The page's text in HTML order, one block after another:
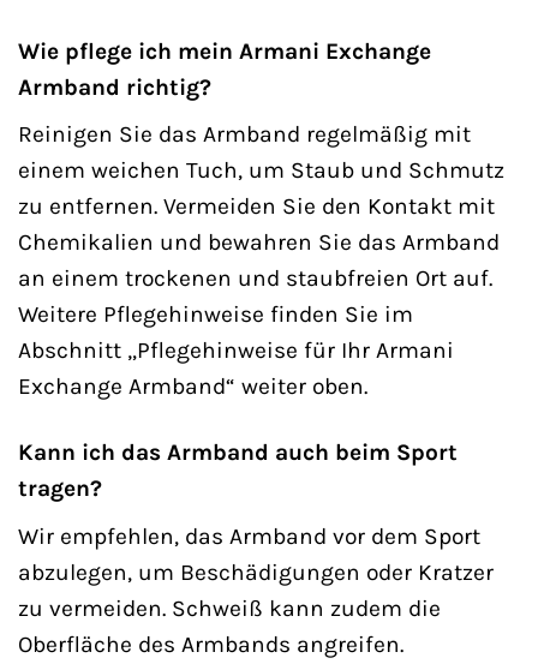
Wie pflege ich mein Armani Exchange
Armband richtig?
Reinigen Sie das Armband regelmäßig mit
einem weichen Tuch, um Staub und Schmutz
zu entfernen. Vermeiden Sie den Kontakt mit
Chemikalien und bewahren Sie das Armband
an einem trockenen und staubfreien Ort auf.
Weitere Pflegehinweise finden Sie im
Abschnitt „Pflegehinweise für Ihr Armani
Exchange Armband“ weiter oben.
Kann ich das Armband auch beim Sport
tragen?
Wir empfehlen, das Armband vor dem Sport
abzulegen, um Beschädigungen oder Kratzer
zu vermeiden. Schweiß kann zudem die
Oberfläche des Armbands angreifen.